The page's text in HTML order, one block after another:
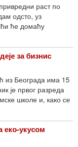
раст по
одсто, уз
ће домаћу
за бизнис
из Београда има 15
је првог разреда
школе и, како се
еко-укусом